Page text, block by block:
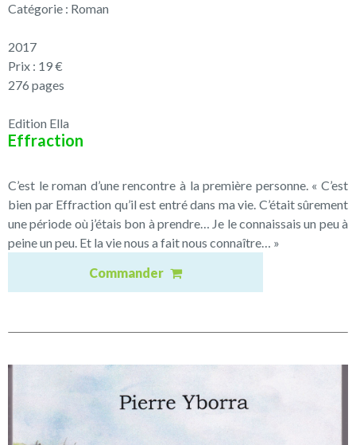
Catégorie : Roman
2017
Prix : 19 €
276 pages
Edition Ella
Effraction
C’est le roman d’une rencontre à la première personne. « C’est
bien par Effraction qu’il est entré dans ma vie. C’était sûrement
une période où j’étais bon à prendre… Je le connaissais un peu à
peine un peu. Et la vie nous a fait nous connaître… »
Commander